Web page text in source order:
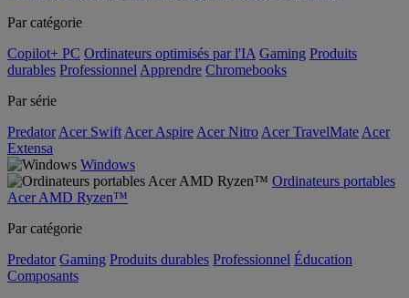
Par catégorie
Copilot+ PC Ordinateurs optimisés par l'IA Gaming Produits
durables Professionnel Apprendre Chromebooks
Par série
Predator Acer Swift Acer Aspire Acer Nitro Acer TravelMate Acer
Extensa
Windows
Ordinateurs portables
Acer AMD Ryzen™
Par catégorie
Predator Gaming Produits durables Professionnel Éducation
Composants